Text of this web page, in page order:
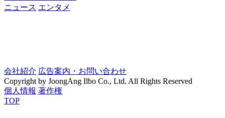
ニュース エンタメ
会社紹介 広告案内・お問い合わせ
Copyright by JoongAng Ilbo Co., Ltd. All Rights Reserved
個人情報 著作権
TOP